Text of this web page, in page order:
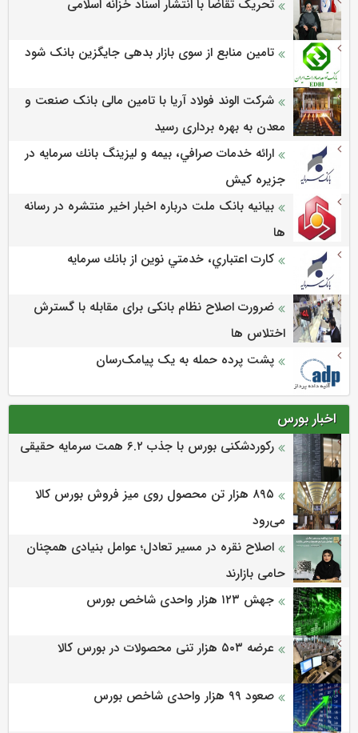
تحریک تقاضا با انتشار اسناد خزانه اسلامی
تامین منابع از سوی بازار بدهی جایگزین بانک شود
شرکت الوند فولاد آریا با تامین مالی بانک صنعت و
معدن به بهره برداری رسید
ارائه خدمات صرافي، بيمه و ليزينگ بانك سرمايه در
جزيره كيش
بیانیه بانک ملت درباره اخبار اخیر منتشره در رسانه
ها
كارت اعتباري، خدمتي نوين از بانك سرمايه
ضرورت اصلاح نظام بانکی برای مقابله با گسترش
اختلاس ها
پشت پرده حمله به یک پیامک‌رسان
اخبار بورس
رکوردشکنی بورس با جذب ۶.۲ همت سرمایه حقیقی
۸۹۵ هزار تن محصول روی میز فروش بورس کالا
می‌‌رود
اصلاح نقره در مسیر تعادل؛ عوامل بنیادی همچنان
حامی بازارند
جهش ۱۲۳ هزار واحدی شاخص بورس
عرضه ۵۰۳ هزار تنی محصولات در بورس کالا
صعود ۹۹ هزار واحدی شاخص بورس